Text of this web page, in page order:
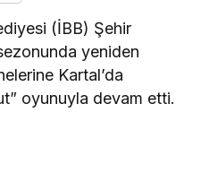
(İBB) Şehir
yeniden
Kartal’da
oyunuyla devam etti.